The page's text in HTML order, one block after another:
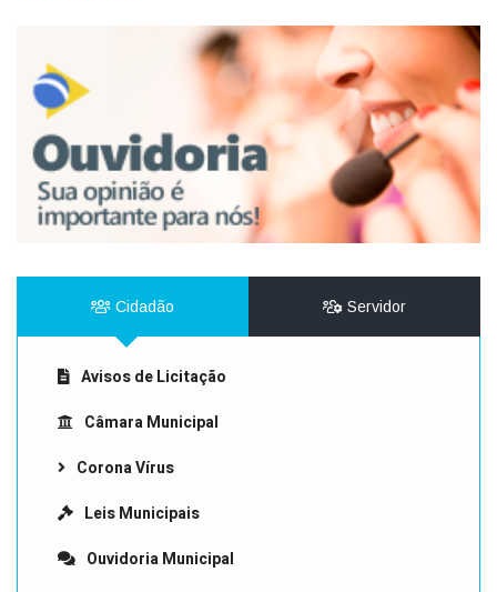
Cidadão Servidor
Avisos de Licitação
Câmara Municipal
Corona Vírus
Leis Municipais
Ouvidoria Municipal